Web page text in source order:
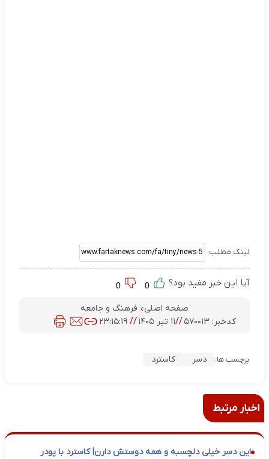
لینک مطلب:
آیا این خبر مفید بود؟
صفحه اصلی
فرهنگ و جامعه
کدخبر: ۵۷۰۰۱۳ //۱۱ تیر ۱۴۰۵ // ۲۳:۱۵:۱۹
برچسب ها: دسر کاسترد
اخبار مرتبط
این دسر خیلی دلچسبه و همه دوستش دارن| کاسترد با پودر